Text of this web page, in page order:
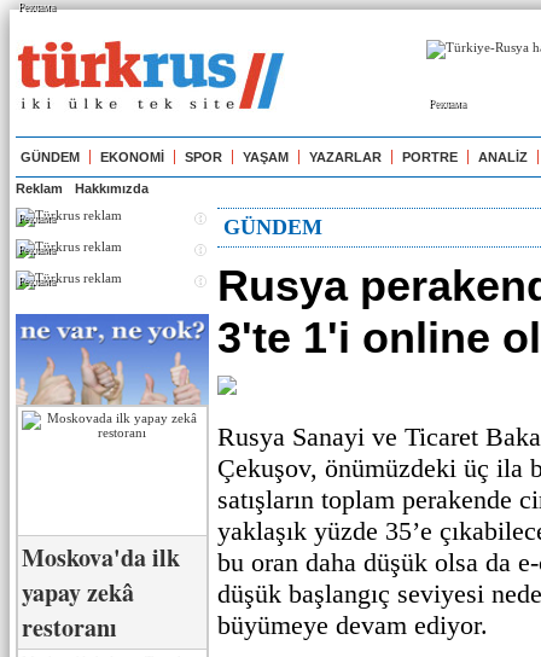
Реклама
Реклама
GÜNDEM EKONOMİ SPOR YAŞAM YAZARLAR PORTRE ANALİZ
Reklam Hakkımızda
Реклама
Реклама
Реклама
Moskova'da ilk
yapay zekâ
restoranı
GÜNDEM
Rusya
3'te 1'i online
Rusya Sanayi ve Ticaret
Çekuşov, önümüzdeki üç ila
satışların toplam perakende
yaklaşık yüzde 35’e
bu oran daha düşük olsa da
düşük başlangıç seviyesi
büyümeye devam ediyor.